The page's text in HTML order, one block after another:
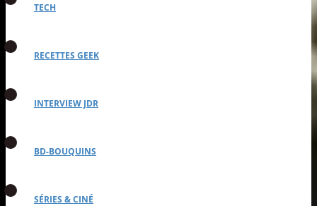
TECH
RECETTES GEEK
INTERVIEW JDR
BD-BOUQUINS
SÉRIES & CINÉ